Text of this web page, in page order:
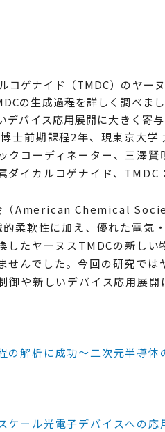
ゲナイド（TMDC）のヤー
の生成過程を詳しく調べまし
バイス応用展開に大きく寄与
士前期課程2年、現東京大
コーディネーター、三澤
ダイカルコゲナイド、
（American Chemical
柔軟性に加え、優れた電気
したヤーヌスTMDCの新し
んでした。今回の研究で
や新しいデバイス応用展開
解析に成功～二次元半導
ケール光電子デバイスへの応